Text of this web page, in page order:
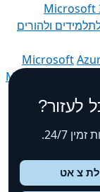
Microsoft
ולהורים
Microsoft 365
חברות
פרטיות ב-
לעזור?
24/7.
צ אט